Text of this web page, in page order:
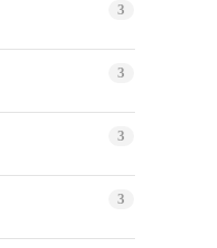
3
3
3
3